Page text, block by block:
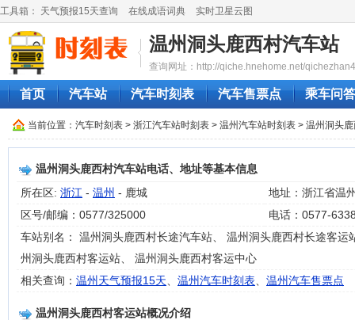
工具箱： 天气预报15天查询 在线成语词典 实时卫星云图
温州洞头鹿西村汽车站
查询网址：http://qiche.hnehome.net/
首页 汽车站 汽车时刻表 汽车售票点 乘车问答
当前位置： 汽车时刻表 > 浙江汽车站时刻表 > 温州汽车站时刻表 > 温州洞头
温州洞头鹿西村汽车站电话、地址等基本信息
所在区: 浙江 - 温州 - 鹿城
地址：浙江省温
区号/邮编：0577/325000
电话：0577-
车站别名： 温州洞头鹿西村长途汽车站、 温州洞头鹿西村长途客运
州洞头鹿西村客运站、 温州洞头鹿西村客运中心
相关查询： 温州天气预报15天 温州汽车时刻表 温州汽车售票点
温州洞头鹿西村客运站概况介绍